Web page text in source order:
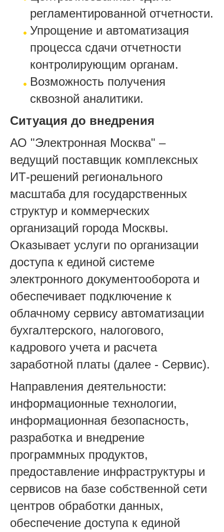
регламентированной отчетности.
Упрощение и автоматизация
процесса сдачи отчетности
контролирующим органам.
Возможность получения
сквозной аналитики.
Ситуация до внедрения
АО "Электронная Москва" –
ведущий поставщик комплексных
ИТ-решений регионального
масштаба для государственных
структур и коммерческих
организаций города Москвы.
Оказывает услуги по организации
доступа к единой системе
электронного документооборота и
обеспечивает подключение к
облачному сервису автоматизации
бухгалтерского, налогового,
кадрового учета и расчета
заработной платы (далее - Сервис).
Направления деятельности:
информационные технологии,
информационная безопасность,
разработка и внедрение
программных продуктов,
предоставление инфраструктуры и
сервисов на базе собственной сети
центров обработки данных,
обеспечение доступа к единой